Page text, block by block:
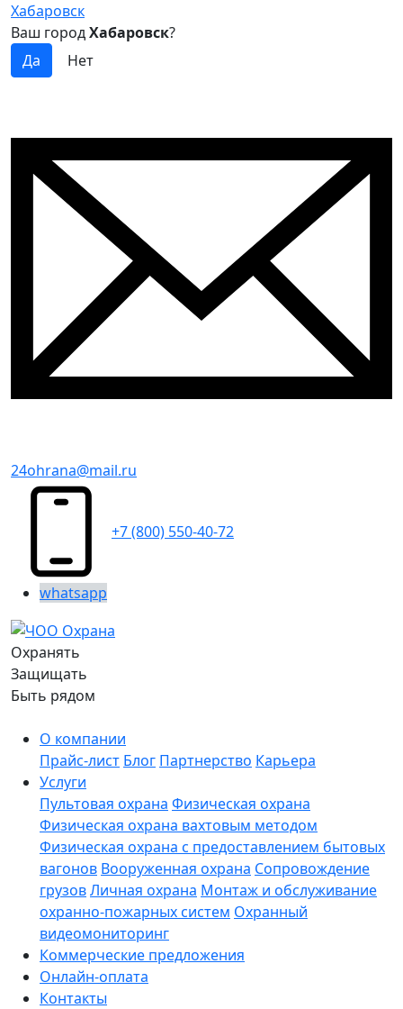
Хабаровск
Ваш городХабаровск?
24ohrana@mail.ru
+7 (800) 550-40-72
whatsapp
Охранять
Защищать
Быть рядом
О компании
Прайс-лист Блог Партнерство Карьера
Услуги
Пультовая охрана Физическая охрана
Физическая охрана вахтовым методом
Физическая охрана с предоставлением бытовых
вагонов Вооруженная охрана Сопровождение
грузовЛичная охрана Монтаж и обслуживание
охранно-пожарных систем Охранный
видеомониторинг
Коммерческие предложения
Онлайн-оплата
Контакты